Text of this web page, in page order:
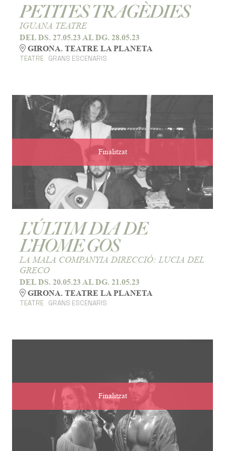
PETITES TRAGÈDIES
IGUANA TEATRE
DEL DS. 27.05.23 AL DG. 28.05.23
GIRONA. TEATRE LA PLANETA
TEATRE GRANS ESCENARIS
Finalitzat
L’ÚLTIM DIA DE
L’HOME GOS
LA MALA COMPANYIA DIRECCIÓ: LUCIA DEL
GRECO
DEL DS. 20.05.23 AL DG. 21.05.23
GIRONA. TEATRE LA PLANETA
TEATRE GRANS ESCENARIS
Finalitzat